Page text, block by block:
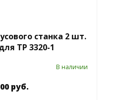
станка 2 шт.
TP 3320-1
В наличии
руб.